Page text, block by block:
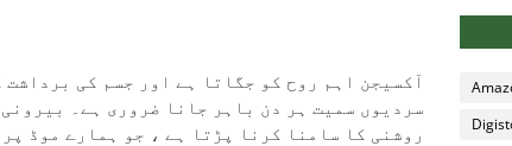
آکسیجن اہم روح کو جگاتا ہے اور جسم کی
سردیوں سمیت ہر دن باہر جانا ضروری ہے۔
روشنی کا سامنا کرنا پڑتا ہے ، جو ہمارے موڈ